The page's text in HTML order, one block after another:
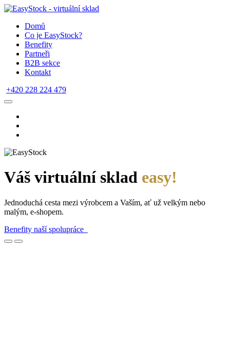
Domů
Co je EasyStock?
Benefity
Partneři
B2B sekce
Kontakt
+420 228 224 479
Váš virtuální sklad easy!
Jednoduchá cesta mezi výrobcem a Vaším, ať už velkým nebo
malým, e-shopem.
Benefity naší spolupráce